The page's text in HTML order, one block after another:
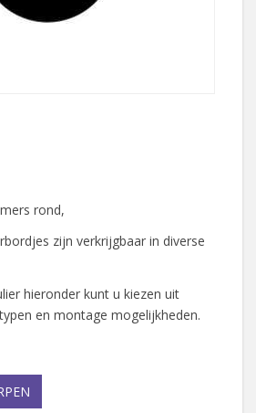
rond,
zijn verkrijgbaar in diverse
hieronder kunt u kiezen uit
en montage mogelijkheden.